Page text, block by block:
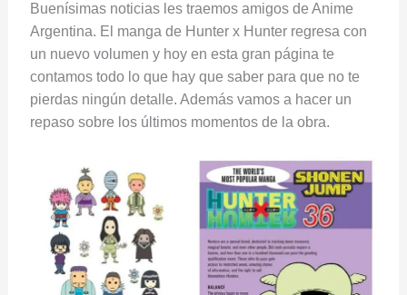
Buenísimas noticias les traemos amigos de Anime
Argentina. El manga de Hunter x Hunter regresa con
un nuevo volumen y hoy en esta gran página te
contamos todo lo que hay que saber para que no te
pierdas ningún detalle. Además vamos a hacer un
repaso sobre los últimos momentos de la obra.